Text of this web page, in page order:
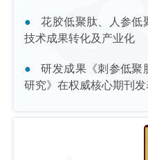
花胶低聚肽、人参低
技术成果转化及产业化
研发成果《刺参低聚
研究》在权威核心期刊发